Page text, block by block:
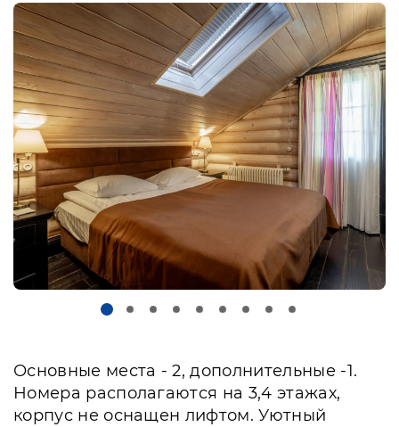
Основные места - 2, дополнительные -1.
Номера располагаются на 3,4 этажах,
корпус не оснащен лифтом. Уютный